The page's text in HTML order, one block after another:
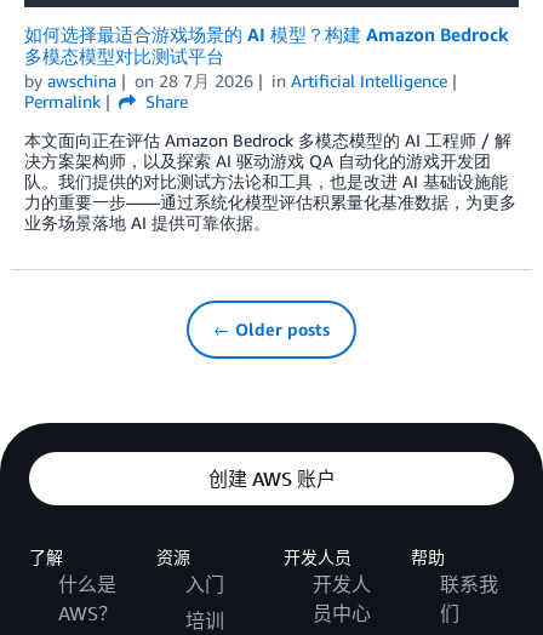
如何选择最适合游戏场景的 AI 模型？构建 Amazon Bedrock
多模态模型对比测试平台
by awschina on 28 7月 2026 in Artificial Intelligence
Permalink
Share
本文面向正在评估 Amazon Bedrock 多模态模型的 AI 工程师 / 解
决方案架构师，以及探索 AI 驱动游戏 QA 自动化的游戏开发团
队。我们提供的对比测试方法论和工具，也是改进 AI 基础设施能
力的重要一步——通过系统化模型评估积累量化基准数据，为更多
业务场景落地 AI 提供可靠依据。
← Older posts
创建 AWS 账户
了解
什么是
AWS？
资源
入门
培训
开发人员
开发人
员中心
帮助
联系我
们